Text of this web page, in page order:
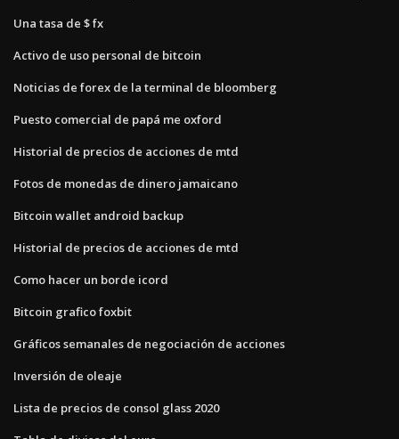
Una tasa de $ fx
Activo de uso personal de bitcoin
Noticias de forex de la terminal de bloomberg
Puesto comercial de papá me oxford
Historial de precios de acciones de mtd
Fotos de monedas de dinero jamaicano
Bitcoin wallet android backup
Historial de precios de acciones de mtd
Como hacer un borde icord
Bitcoin grafico foxbit
Gráficos semanales de negociación de acciones
Inversión de oleaje
Lista de precios de consol glass 2020